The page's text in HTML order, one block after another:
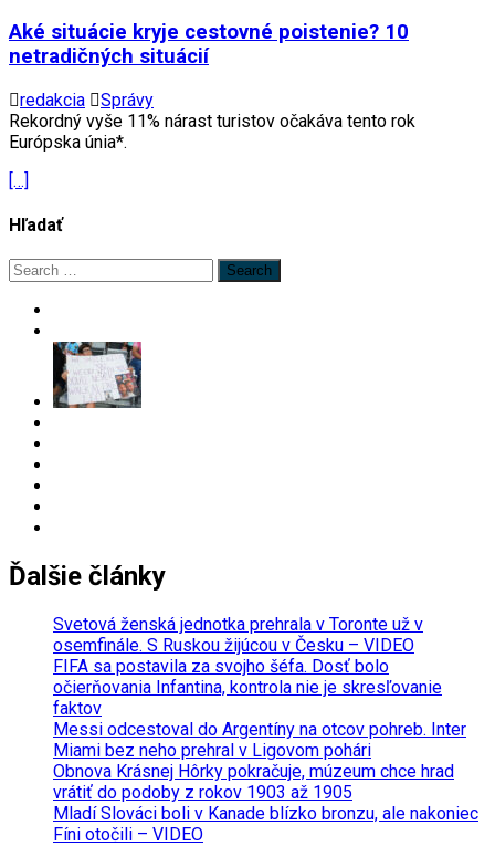
Aké situácie kryje cestovné poistenie? 10
netradičných situácií
redakcia
Správy
Rekordný vyše 11% nárast turistov očakáva tento rok
Európska únia*.
[…]
Hľadať
Search
for:
Ďalšie články
Svetová ženská jednotka prehrala v Toronte už v
osemfinále. S Ruskou žijúcou v Česku – VIDEO
FIFA sa postavila za svojho šéfa. Dosť bolo
očierňovania Infantina, kontrola nie je skresľovanie
faktov
Messi odcestoval do Argentíny na otcov pohreb. Inter
Miami bez neho prehral v Ligovom pohári
Obnova Krásnej Hôrky pokračuje, múzeum chce hrad
vrátiť do podoby z rokov 1903 až 1905
Mladí Slováci boli v Kanade blízko bronzu, ale nakoniec
Fíni otočili – VIDEO